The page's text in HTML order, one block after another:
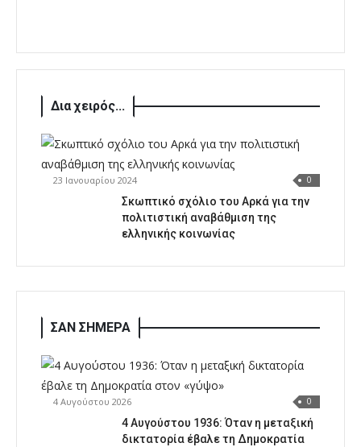
Δια χειρός...
23 Ιανουαρίου 2024 0
Σκωπτικό σχόλιο του Αρκά για την
πολιτιστική αναβάθμιση της
ελληνικής κοινωνίας
ΣΑΝ ΣΗΜΕΡΑ
4 Αυγούστου 2026 0
4 Αυγούστου 1936: Όταν η μεταξική
δικτατορία έβαλε τη Δημοκρατία